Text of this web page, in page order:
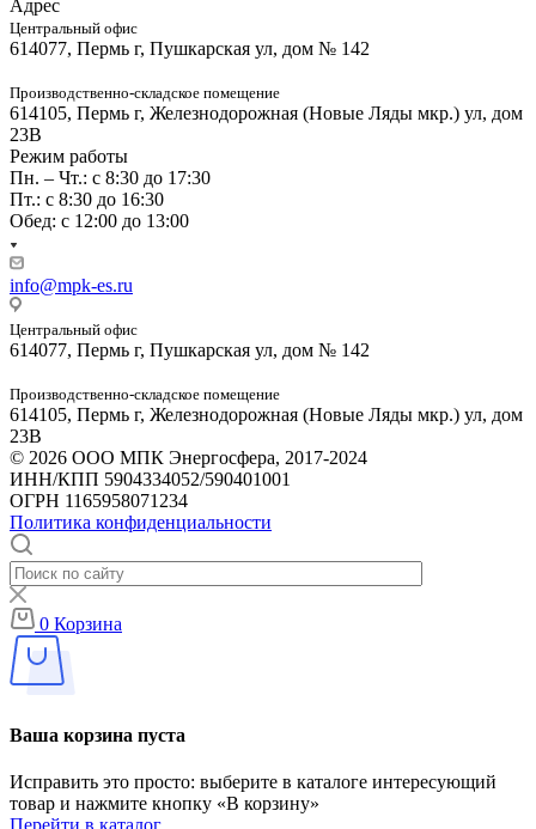
Адрес
Центральный офис
614077, Пермь г, Пушкарская ул, дом № 142
Производственно-складское помещение
614105, Пермь г, Железнодорожная (Новые Ляды мкр.) ул, дом
23В
Режим работы
Пн. – Чт.: с 8:30 до 17:30
Пт.: с 8:30 до 16:30
Обед: с 12:00 до 13:00
info@mpk-es.ru
Центральный офис
614077, Пермь г, Пушкарская ул, дом № 142
Производственно-складское помещение
614105, Пермь г, Железнодорожная (Новые Ляды мкр.) ул, дом
23В
© 2026 ООО МПК Энергосфера, 2017-2024
ИНН/КПП 5904334052/590401001
ОГРН 1165958071234
Политика конфиденциальности
0 Корзина
Ваша корзина пуста
Исправить это просто: выберите в каталоге интересующий
товар и нажмите кнопку «В корзину»